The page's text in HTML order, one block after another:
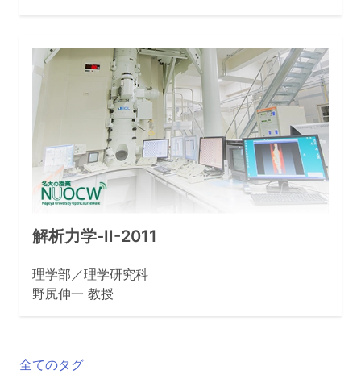
解析力学-II-2011
理学部／理学研究科
野尻伸一 教授
全てのタグ